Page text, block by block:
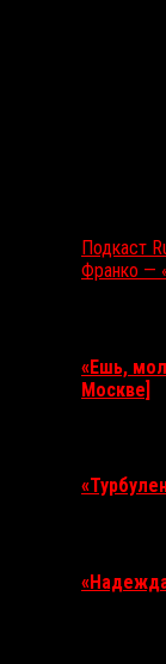
Подкаст
Франко —
«Ешь,
Москве]